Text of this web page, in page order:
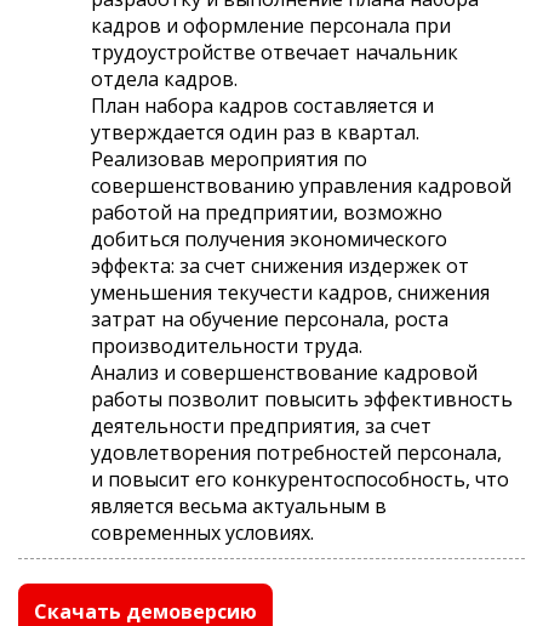
кадров и оформление персонала при
трудоустройстве отвечает начальник
отдела кадров.
План набора кадров составляется и
утверждается один раз в квартал.
Реализовав мероприятия по
совершенствованию управления кадровой
работой на предприятии, возможно
добиться получения экономического
эффекта: за счет снижения издержек от
уменьшения текучести кадров, снижения
затрат на обучение персонала, роста
производительности труда.
Анализ и совершенствование кадровой
работы позволит повысить эффективность
деятельности предприятия, за счет
удовлетворения потребностей персонала,
и повысит его конкурентоспособность, что
является весьма актуальным в
современных условиях.
Скачать демоверсию